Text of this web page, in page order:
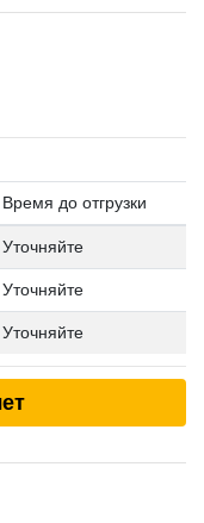
Время до отгрузки
Уточняйте
Уточняйте
Уточняйте